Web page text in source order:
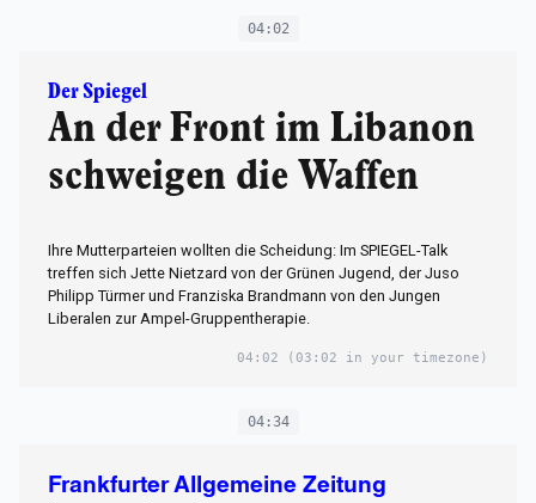
04:02
Der Spiegel
An der Front im Libanon
schweigen die Waffen
Ihre Mutterparteien wollten die Scheidung: Im SPIEGEL-Talk
treffen sich Jette Nietzard von der Grünen Jugend, der Juso
Philipp Türmer und Franziska Brandmann von den Jungen
Liberalen zur Ampel-Gruppentherapie.
04:02 (03:02 in your timezone)
04:34
Frankfurter Allgemeine Zeitung